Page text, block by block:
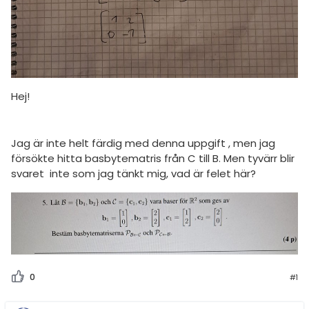
Hej!
Jag är inte helt färdig med denna uppgift , men jag
försökte hitta basbytematris från C till B. Men tyvärr blir
svaret inte som jag tänkt mig, vad är felet här?
0 #1